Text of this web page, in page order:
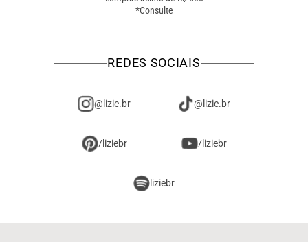
*Consulte
REDES SOCIAIS
@lizie.br @lizie.br
/liziebr /liziebr
liziebr